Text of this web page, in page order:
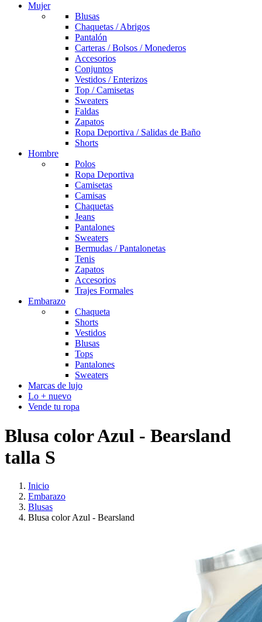
Mujer
Blusas
Chaquetas / Abrigos
Pantalón
Carteras / Bolsos / Monederos
Accesorios
Conjuntos
Vestidos / Enterizos
Top / Camisetas
Sweaters
Faldas
Zapatos
Ropa Deportiva / Salidas de Baño
Shorts
Hombre
Polos
Ropa Deportiva
Camisetas
Camisas
Chaquetas
Jeans
Pantalones
Sweaters
Bermudas / Pantalonetas
Tenis
Zapatos
Accesorios
Trajes Formales
Embarazo
Chaqueta
Shorts
Vestidos
Blusas
Tops
Pantalones
Sweaters
Marcas de lujo
Lo + nuevo
Vende tu ropa
Blusa color Azul - Bearsland
talla S
Inicio
Embarazo
Blusas
Blusa color Azul - Bearsland